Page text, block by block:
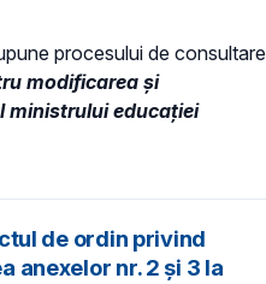
procesului de consultare
modificarea și
ministrului educației
de ordin privind
anexelor nr. 2 și 3 la